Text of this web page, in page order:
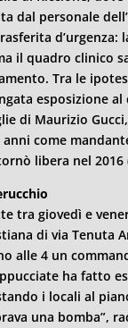
dal personale
d’urgenza:
il quadro clinico
Tra le
esposizione al
di Maurizio
come
libera nel 2016
tra giovedì e
di via Tenuta
alle 4 un
ha fatto
i locali al
una bomba”,